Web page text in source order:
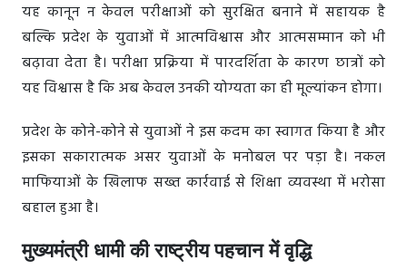
यह कानून न केवल परीक्षाओं को सुरक्षित बनाने में सहायक है
बल्कि प्रदेश के युवाओं में आत्मविश्वास और आत्मसम्मान को भी
बढ़ावा देता है। परीक्षा प्रक्रिया में पारदर्शिता के कारण छात्रों को
यह विश्वास है कि अब केवल उनकी योग्यता का ही मूल्यांकन होगा।
प्रदेश के कोने-कोने से युवाओं ने इस कदम का स्वागत किया है और
इसका सकारात्मक असर युवाओं के मनोबल पर पड़ा है। नकल
माफियाओं के खिलाफ सख्त कार्रवाई से शिक्षा व्यवस्था में भरोसा
बहाल हुआ है।
मुख्यमंत्री धामी की राष्ट्रीय पहचान में वृद्धि